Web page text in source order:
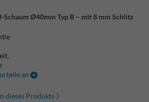
Ø40mm Typ B – mit 8 mm Schlitz
an
dieses Produkts